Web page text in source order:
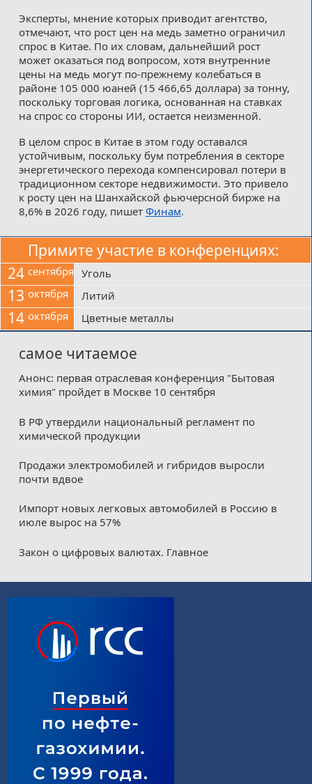
Эксперты, мнение которых приводит агентство,
отмечают, что рост цен на медь заметно ограничил
спрос в Китае. По их словам, дальнейший рост
может оказаться под вопросом, хотя внутренние
цены на медь могут по-прежнему колебаться в
районе 105 000 юаней (15 466,65 доллара) за тонну,
поскольку торговая логика, основанная на ставках
на спрос со стороны ИИ, остается неизменной.
В целом спрос в Китае в этом году оставался
устойчивым, поскольку бум потребления в секторе
энергетического перехода компенсировал потери в
традиционном секторе недвижимости. Это привело
к росту цен на Шанхайской фьючерсной бирже на
8,6% в 2026 году, пишет Финам.
Примите участие в конференциях:
24 сентября Уголь
13 октября Литий
14 октября Цветные металлы
самое читаемое
Анонс: первая отраслевая конференция "Бытовая
химия" пройдет в Москве 10 сентября
В РФ утвердили национальный регламент по
химической продукции
Продажи электромобилей и гибридов выросли
почти вдвое
Импорт новых легковых автомобилей в Россию в
июле вырос на 57%
Закон о цифровых валютах. Главное